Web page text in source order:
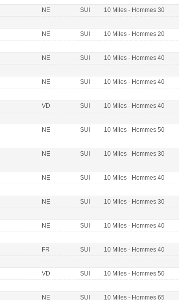
NE SUI 10 Miles - Hommes 30
NE SUI 10 Miles - Hommes 20
NE SUI 10 Miles - Hommes 40
NE SUI 10 Miles - Hommes 40
VD SUI 10 Miles - Hommes 40
NE SUI 10 Miles - Hommes 50
NE SUI 10 Miles - Hommes 30
NE SUI 10 Miles - Hommes 40
NE SUI 10 Miles - Hommes 30
NE SUI 10 Miles - Hommes 40
FR SUI 10 Miles - Hommes 40
VD SUI 10 Miles - Hommes 50
NE SUI 10 Miles - Hommes 65